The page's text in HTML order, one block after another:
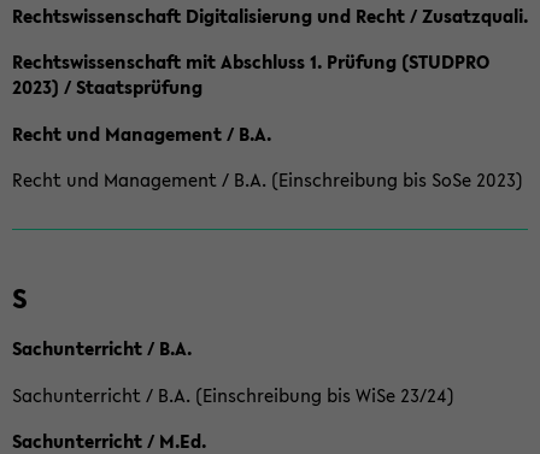
Rechtswissenschaft Digitalisierung und Recht / Zusatzquali.
Rechtswissenschaft mit Abschluss 1. Prüfung (STUDPRO
2023) / Staatsprüfung
Recht und Management / B.A.
Recht und Management / B.A. (Einschreibung bis SoSe 2023)
S
Sachunterricht / B.A.
Sachunterricht / B.A. (Einschreibung bis WiSe 23/24)
Sachunterricht / M.Ed.